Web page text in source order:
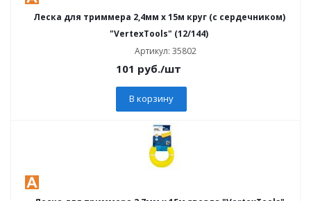
Леска для триммера 2,4мм х 15м круг (с сердечником)
"VertexTools" (12/144)
Артикул: 35802
101 руб./шт
В корзину